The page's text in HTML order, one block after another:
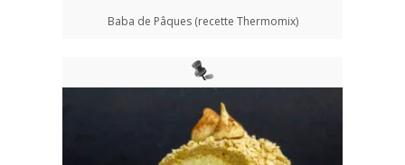
Baba de Pâques (recette Thermomix)